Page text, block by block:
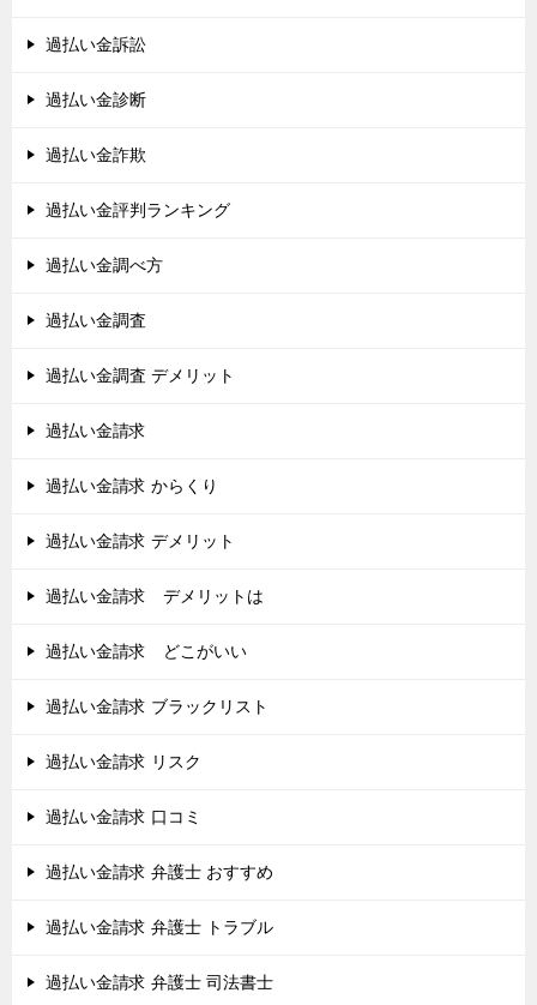
過払い金訴訟
過払い金診断
過払い金詐欺
過払い金評判ランキング
過払い金調べ方
過払い金調査
過払い金調査 デメリット
過払い金請求
過払い金請求 からくり
過払い金請求 デメリット
過払い金請求 デメリットは
過払い金請求 どこがいい
過払い金請求 ブラックリスト
過払い金請求 リスク
過払い金請求 口コミ
過払い金請求 弁護士 おすすめ
過払い金請求 弁護士 トラブル
過払い金請求 弁護士 司法書士